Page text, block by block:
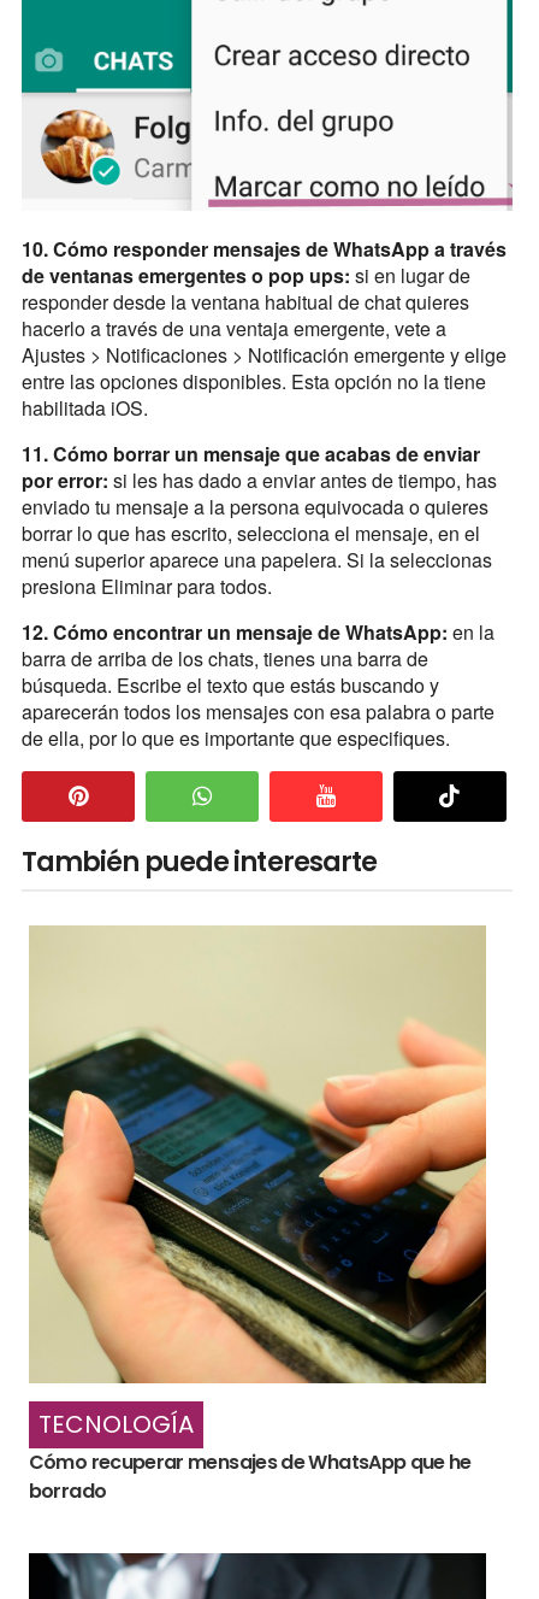
10. Cómo responder mensajes de WhatsApp a través
de ventanas emergentes o pop ups: si en lugar de
responder desde la ventana habitual de chat quieres
hacerlo a través de una ventaja emergente, vete a
Ajustes > Notificaciones > Notificación emergente y elige
entre las opciones disponibles. Esta opción no la tiene
habilitada iOS.
11. Cómo borrar un mensaje que acabas de enviar
por error: si les has dado a enviar antes de tiempo, has
enviado tu mensaje a la persona equivocada o quieres
borrar lo que has escrito, selecciona el mensaje, en el
menú superior aparece una papelera. Si la seleccionas
presiona Eliminar para todos.
12. Cómo encontrar un mensaje de WhatsApp: en la
barra de arriba de los chats, tienes una barra de
búsqueda. Escribe el texto que estás buscando y
aparecerán todos los mensajes con esa palabra o parte
de ella, por lo que es importante que especifiques.
También puede interesarte
TECNOLOGÍA
Cómo recuperar mensajes de WhatsApp que he
borrado